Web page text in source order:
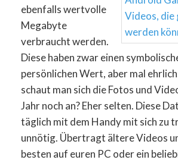
ebenfalls wertvolle
Megabyte
verbraucht werden.
Diese haben zwar einen
persönlichen Wert, aber mal
schaut man sich die Fotos und
Jahr noch an? Eher selten. Diese
täglich mit dem Handy mit sich zu
unnötig. Übertragt ältere Videos
besten auf euren PC oder ein